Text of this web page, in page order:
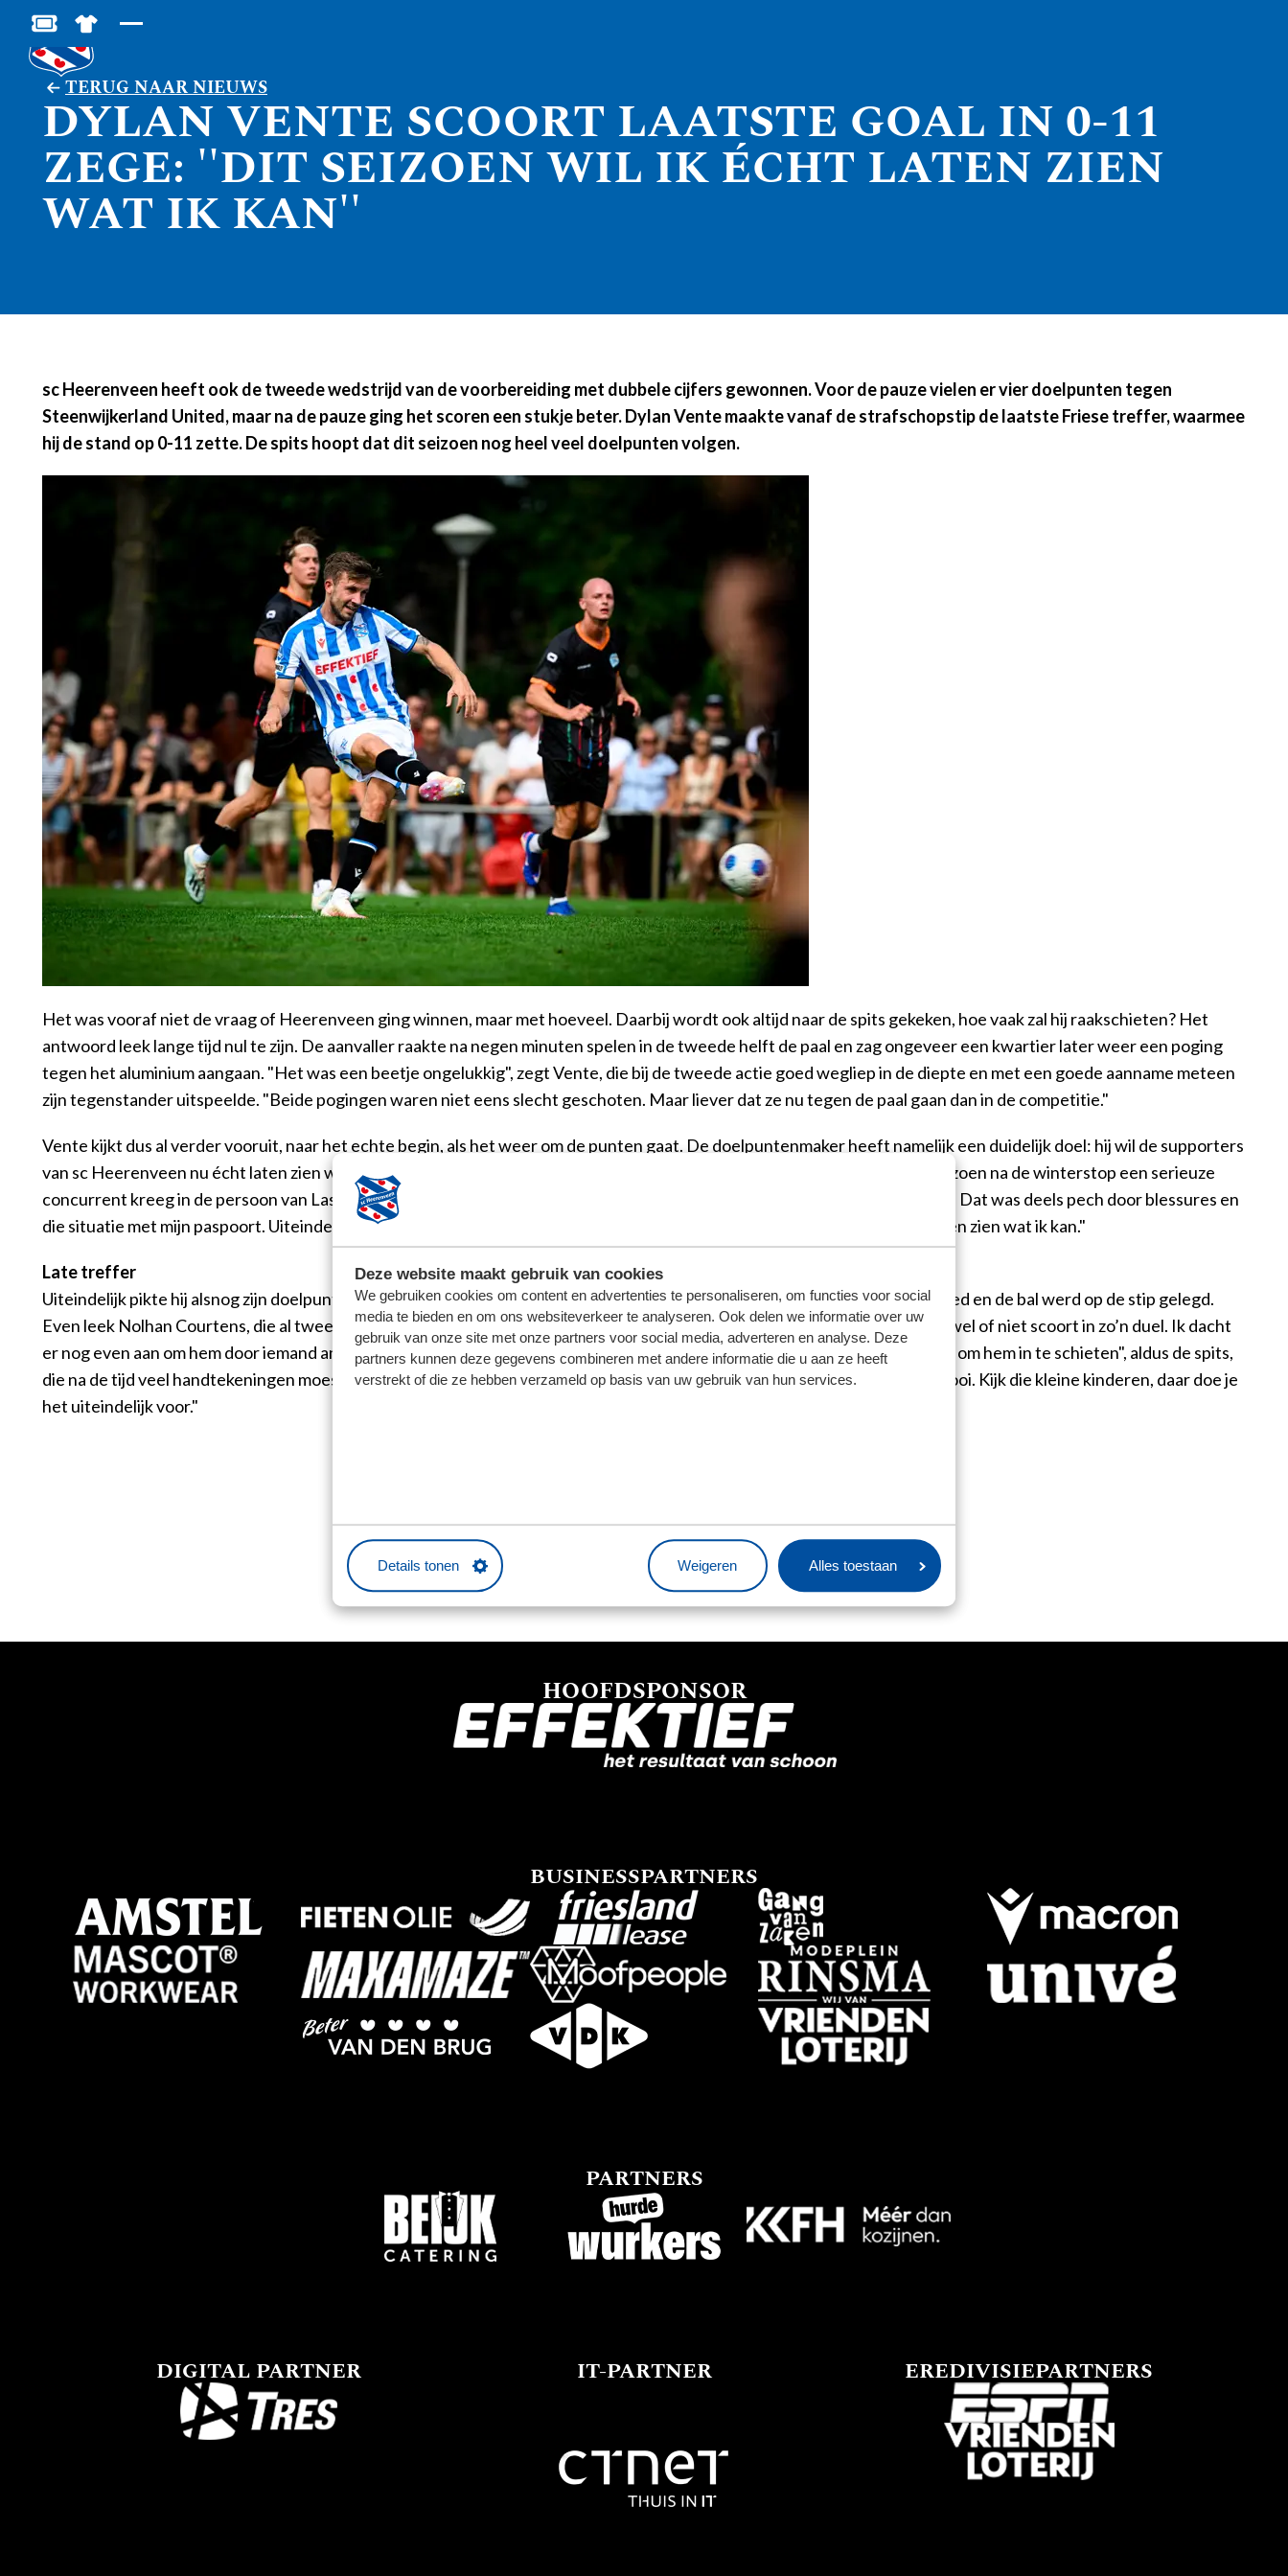
Deze website maakt gebruik van cookies
We gebruiken cookies om content en advertenties te personaliseren, om functies voor social
media te bieden en om ons websiteverkeer te analyseren. Ook delen we informatie over uw
gebruik van onze site met onze partners voor social media, adverteren en analyse. Deze
partners kunnen deze gegevens combineren met andere informatie die u aan ze heeft
verstrekt of die ze hebben verzameld op basis van uw gebruik van hun services.
Details tonen Weigeren Alles toestaan
BESTEL JOUW TICKETS
SHOP IN DE FEANSTORE
TERUG NAAR NIEUWS
DYLAN VENTE SCOORT LAATSTE GOAL IN 0-11
ZEGE: ''DIT SEIZOEN WIL IK ÉCHT LATEN ZIEN
WAT IK KAN''
sc Heerenveen heeft ook de tweede wedstrijd van de voorbereiding met dubbele cijfers gewonnen. Voor de pauze vielen er vier doelpunten tegen
Steenwijkerland United, maar na de pauze ging het scoren een stukje beter. Dylan Vente maakte vanaf de strafschopstip de laatste Friese treffer, waarmee
hij de stand op 0-11 zette. De spits hoopt dat dit seizoen nog heel veel doelpunten volgen.
Het was vooraf niet de vraag of Heerenveen ging winnen, maar met hoeveel. Daarbij wordt ook altijd naar de spits gekeken, hoe vaak zal hij raakschieten? Het
antwoord leek lange tijd nul te zijn. De aanvaller raakte na negen minuten spelen in de tweede helft de paal en zag ongeveer een kwartier later weer een poging
tegen het aluminium aangaan. "Het was een beetje ongelukkig", zegt Vente, die bij de tweede actie goed wegliep in de diepte en met een goede aanname meteen
zijn tegenstander uitspeelde. "Beide pogingen waren niet eens slecht geschoten. Maar liever dat ze nu tegen de paal gaan dan in de competitie."
Vente kijkt dus al verder vooruit, naar het echte begin, als het weer om de punten gaat. De doelpuntenmaker heeft namelijk een duidelijk doel: hij wil de supporters
van sc Heerenveen nu écht laten zien wat hij kan. "Ik ben niet tevreden over mijn eerste seizoen", zegt de spits, die vorig seizoen na de winterstop een serieuze
concurrent kreeg in de persoon van Lasse Nordas. "Het was wisselvallig. Ik heb goede momenten gehad, maar ook mindere. Dat was deels pech door blessures en
die situatie met mijn paspoort. Uiteindelijk heb ik acht wedstrijden gemist. Er had meer ingezeten. Dit seizoen wil ik écht laten zien wat ik kan."
Late treffer
Uiteindelijk pikte hij alsnog zijn doelpunt mee in Vollenhove. De spits ging in de slotfase naar de grond in het strafschopgebied en de bal werd op de stip gelegd.
Even leek Nolhan Courtens, die al twee goals had gemaakt na de pauze, de bal op te eisen. "Eigenlijk maakt het niet uit of je wel of niet scoort in zo’n duel. Ik dacht
er nog even aan om hem door iemand anders te laten nemen, maar uiteindelijk ben ik toch maar zelf achter de bal gaan staan om hem in te schieten", aldus de spits,
die na de tijd veel handtekeningen moest uitdelen en zijn lach moest laten zien voor een camera. "Voor de regio is dit heel mooi. Kijk die kleine kinderen, daar doe je
het uiteindelijk voor."
HOOFDSPONSOR
BUSINESSPARTNERS
PARTNERS
DIGITAL PARTNER IT-PARTNER EREDIVISIEPARTNERS